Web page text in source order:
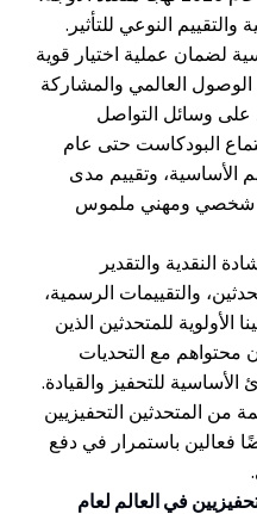
النوعي للتأثير.
لضمان عملية اختيار قوية
العالمي والمشاركة
على وسائل التواصل
البودكاست حتى عام
الأساسية، وتقييم مدى
شخصي ومهني ملموس
النقدية والتقدير
والتقييمات الرسمية،
للمتحدثين الذين
محتواهم مع التحديات
للتحفيز والقيادة.
من المتحدثين التحفيزيين
فعالين باستمرار في دفع
10 متحدثين تحفيزيين في العالم لعام